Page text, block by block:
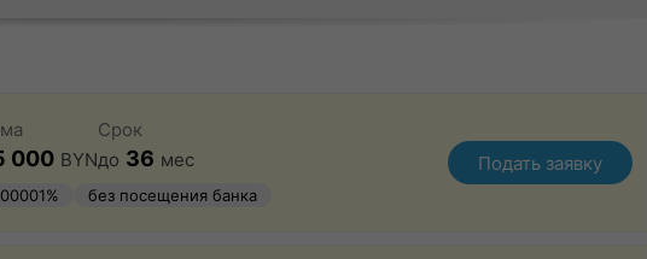
000 BYN
Срок
до 36 мес
без посещения банка
Подать заявку